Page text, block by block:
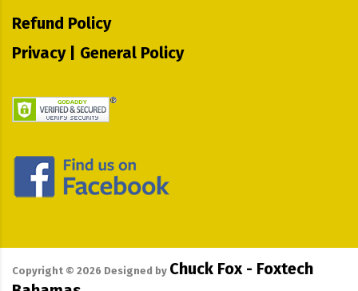
Refund Policy
Privacy | General Policy
Copyright © 2026 Designed by Chuck Fox - Foxtech